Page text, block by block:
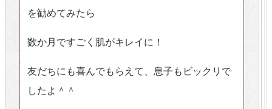
を勧めてみたら
数か月ですごく肌がキレイに！
友だちにも喜んでもらえて、息子もビックリで
したよ＾＾